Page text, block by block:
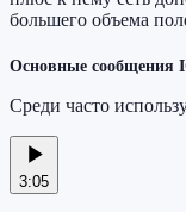
большего объема
Основные сообщения
Среди часто
3:05